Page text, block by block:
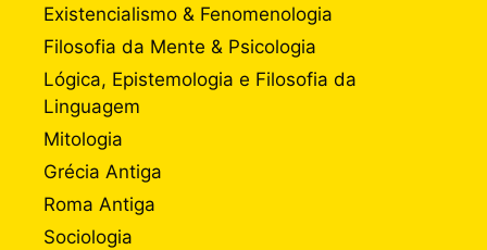
Existencialismo & Fenomenologia
Filosofia da Mente & Psicologia
Lógica, Epistemologia e Filosofia da
Linguagem
Mitologia
Grécia Antiga
Roma Antiga
Sociologia